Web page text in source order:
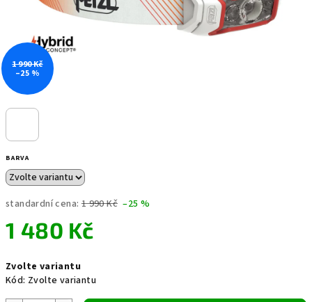
BARVA
standardní cena: 1 990 Kč –25 %
1 480 Kč
cena:
Zvolte variantu
Kód: Zvolte variantu
1 990 Kč
–25 %